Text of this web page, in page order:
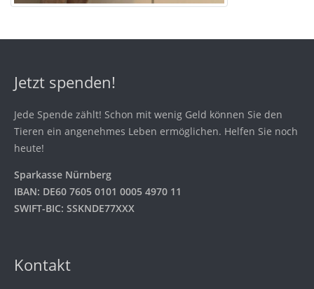
Jetzt spenden!
Jede Spende zählt! Schon mit wenig Geld können Sie den
Tieren ein angenehmes Leben ermöglichen. Helfen Sie noch
heute!
Sparkasse Nürnberg
IBAN: DE60 7605 0101 0005 4970 11
SWIFT-BIC: SSKNDE77XXX
Kontakt